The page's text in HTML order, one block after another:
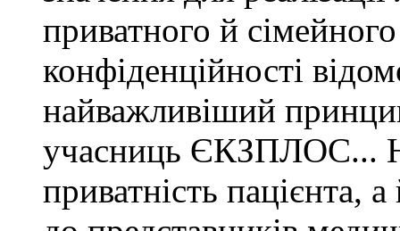
приватного й
конфіденційності
найважливіший
учасниць ЄКЗПЛОС...
приватність пацієнта,